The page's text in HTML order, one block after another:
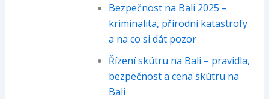
Bezpečnost na Bali 2025 –
kriminalita, přírodní katastrofy
a na co si dát pozor
Řízení skútru na Bali – pravidla,
bezpečnost a cena skútru na
Bali